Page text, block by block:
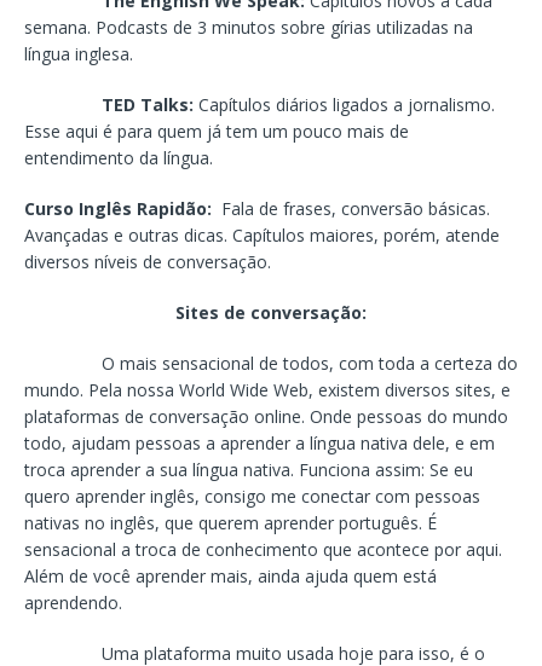
semana. Podcasts de 3 minutos sobre gírias utilizadas na
língua inglesa.
TED Talks: Capítulos diários ligados a jornalismo.
Esse aqui é para quem já tem um pouco mais de
entendimento da língua.
Curso Inglês Rapidão: Fala de frases, conversão básicas.
Avançadas e outras dicas. Capítulos maiores, porém, atende
diversos níveis de conversação.
Sites de conversação:
O mais sensacional de todos, com toda a certeza do
mundo. Pela nossa World Wide Web, existem diversos sites, e
plataformas de conversação online. Onde pessoas do mundo
todo, ajudam pessoas a aprender a língua nativa dele, e em
troca aprender a sua língua nativa. Funciona assim: Se eu
quero aprender inglês, consigo me conectar com pessoas
nativas no inglês, que querem aprender português. É
sensacional a troca de conhecimento que acontece por aqui.
Além de você aprender mais, ainda ajuda quem está
aprendendo.
Uma plataforma muito usada hoje para isso, é o